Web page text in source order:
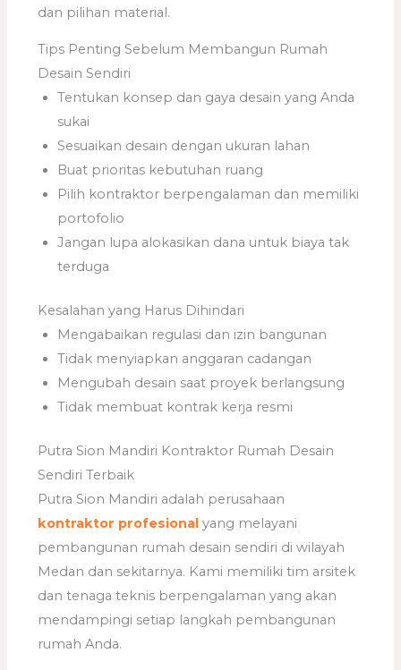
dan pilihan material.
Tips Penting Sebelum Membangun Rumah
Desain Sendiri
Tentukan konsep dan gaya desain yang Anda
sukai
Sesuaikan desain dengan ukuran lahan
Buat prioritas kebutuhan ruang
Pilih kontraktor berpengalaman dan memiliki
portofolio
Jangan lupa alokasikan dana untuk biaya tak
terduga
Kesalahan yang Harus Dihindari
Mengabaikan regulasi dan izin bangunan
Tidak menyiapkan anggaran cadangan
Mengubah desain saat proyek berlangsung
Tidak membuat kontrak kerja resmi
Putra Sion Mandiri Kontraktor Rumah Desain
Sendiri Terbaik
Putra Sion Mandiri adalah perusahaan
kontraktor profesional yang melayani
pembangunan rumah desain sendiri di wilayah
Medan dan sekitarnya. Kami memiliki tim arsitek
dan tenaga teknis berpengalaman yang akan
mendampingi setiap langkah pembangunan
rumah Anda.